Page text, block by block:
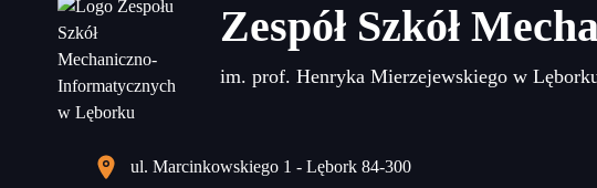
Zespół Szkół
im. prof. Henryka Mierzejewskiego w
ul. Marcinkowskiego 1 - Lębork 84-300